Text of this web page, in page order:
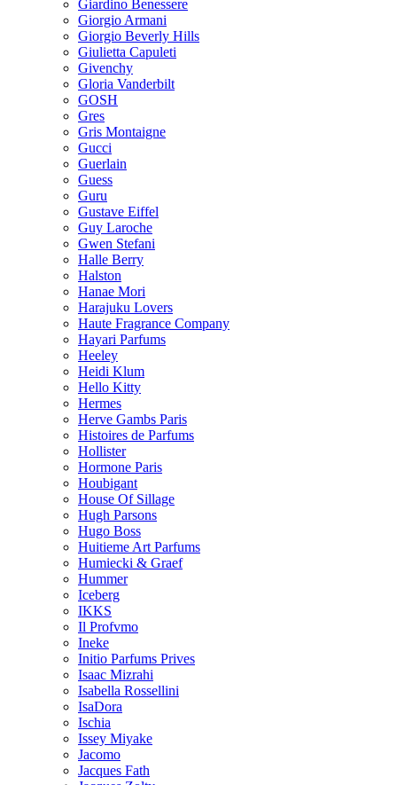
Giardino Benessere
Giorgio Armani
Giorgio Beverly Hills
Giulietta Capuleti
Givenchy
Gloria Vanderbilt
GOSH
Gres
Gris Montaigne
Gucci
Guerlain
Guess
Guru
Gustave Eiffel
Guy Laroche
Gwen Stefani
Halle Berry
Halston
Hanae Mori
Harajuku Lovers
Haute Fragrance Company
Hayari Parfums
Heeley
Heidi Klum
Hello Kitty
Hermes
Herve Gambs Paris
Histoires de Parfums
Hollister
Hormone Paris
Houbigant
House Of Sillage
Hugh Parsons
Hugo Boss
Huitieme Art Parfums
Humiecki & Graef
Hummer
Iceberg
IKKS
Il Profvmo
Ineke
Initio Parfums Prives
Isaac Mizrahi
Isabella Rossellini
IsaDora
Ischia
Issey Miyake
Jacomo
Jacques Fath